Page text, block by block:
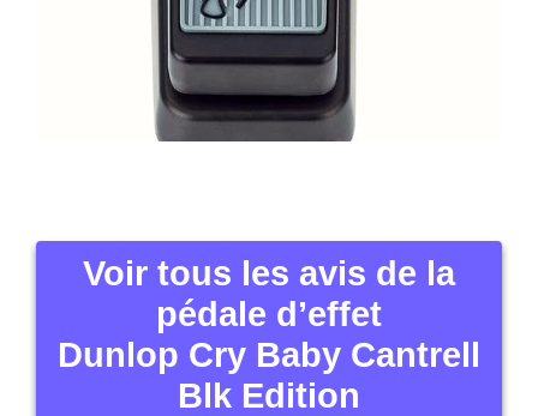
Voir tous les avis de la
pédale d’effet
Dunlop Cry Baby Cantrell
Blk Edition